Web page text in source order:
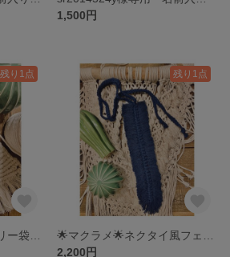
1,500円
残り1点 残り1点
2,200円